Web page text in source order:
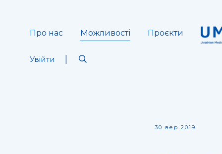
Про нас Можливості Проєкти
Увійти
30 вер 2019